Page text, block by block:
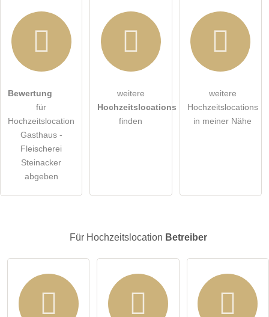
Die Datenschutzerklärung habe ich zur Kenntnis genommen.
öffentliche Frage stellen
Hinweis:Bitte beachten Sie, öffentliche Fragen sind
Besucher sichtbar
Klicken Sie hier um eineindividuelle Fragean den
Bewertung
für
Hochzeitslocation
Gasthaus -
Fleischerei
Steinacker
abgeben
weitere
Hochzeitslocations
finden
weitere
Hochzeitslocations
in meiner Nähe
Für Hochzeitslocation Betreiber